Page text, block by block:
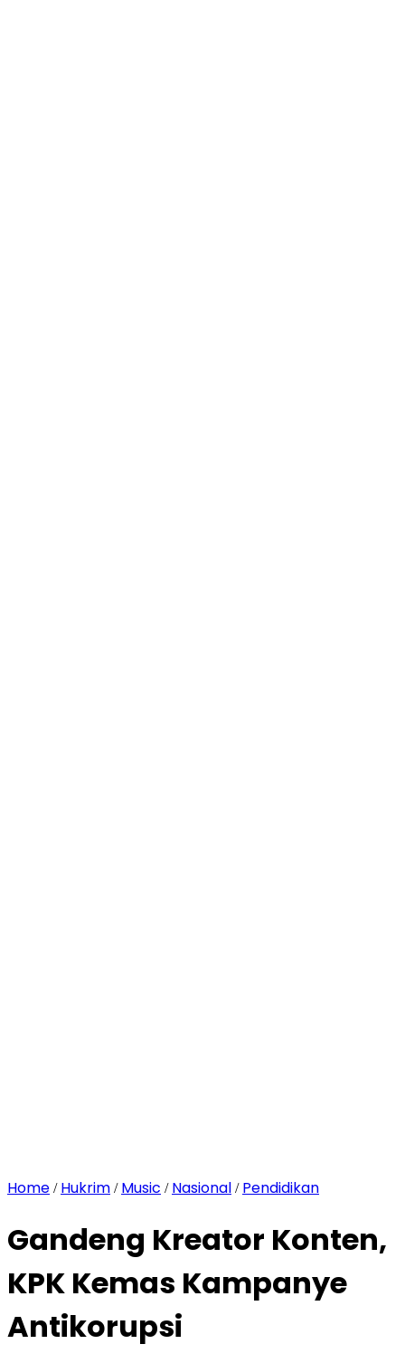
Home / Hukrim / Music / Nasional / Pendidikan
Gandeng Kreator Konten,
KPK Kemas Kampanye
Antikorupsi